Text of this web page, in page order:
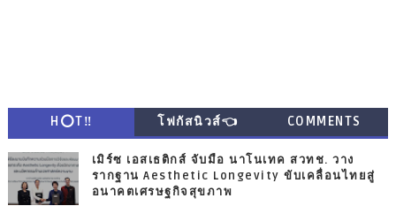
H⭕T‼ โฟกัสนิวส์👈 COMMENTS
เมิร์ซ เอสเธติกส์ จับมือ นาโนเทค สวทช. วาง
รากฐาน Aesthetic Longevity ขับเคลื่อนไทยสู่
อนาคตเศรษฐกิจสุขภาพ